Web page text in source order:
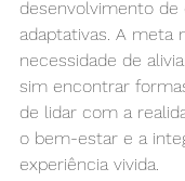
desenvolvimento de
adaptativas. A meta
necessidade de
sim encontrar
de lidar com a
o bem-estar e a
experiência vivida.